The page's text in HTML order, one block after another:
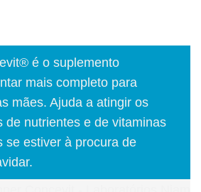
é o suplemento
mais completo para
mães. Ajuda a atingir os
de nutrientes e de vitaminas
se estiver à procura de